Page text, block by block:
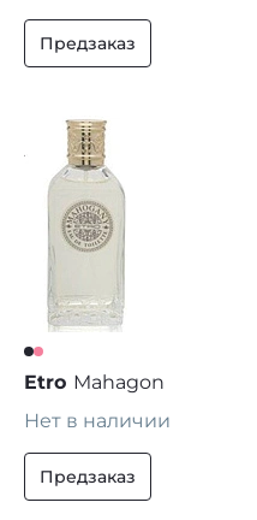
Предзаказ
Etro Mahagon
Нет в наличии
Предзаказ